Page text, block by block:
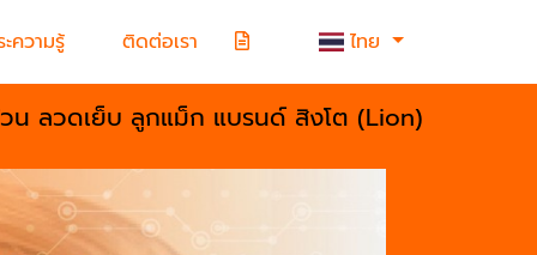
ความรู้ ติดต่อเรา ไทย
น ลวดเย็บ ลูกแม็ก แบรนด์ สิงโต (Lion)